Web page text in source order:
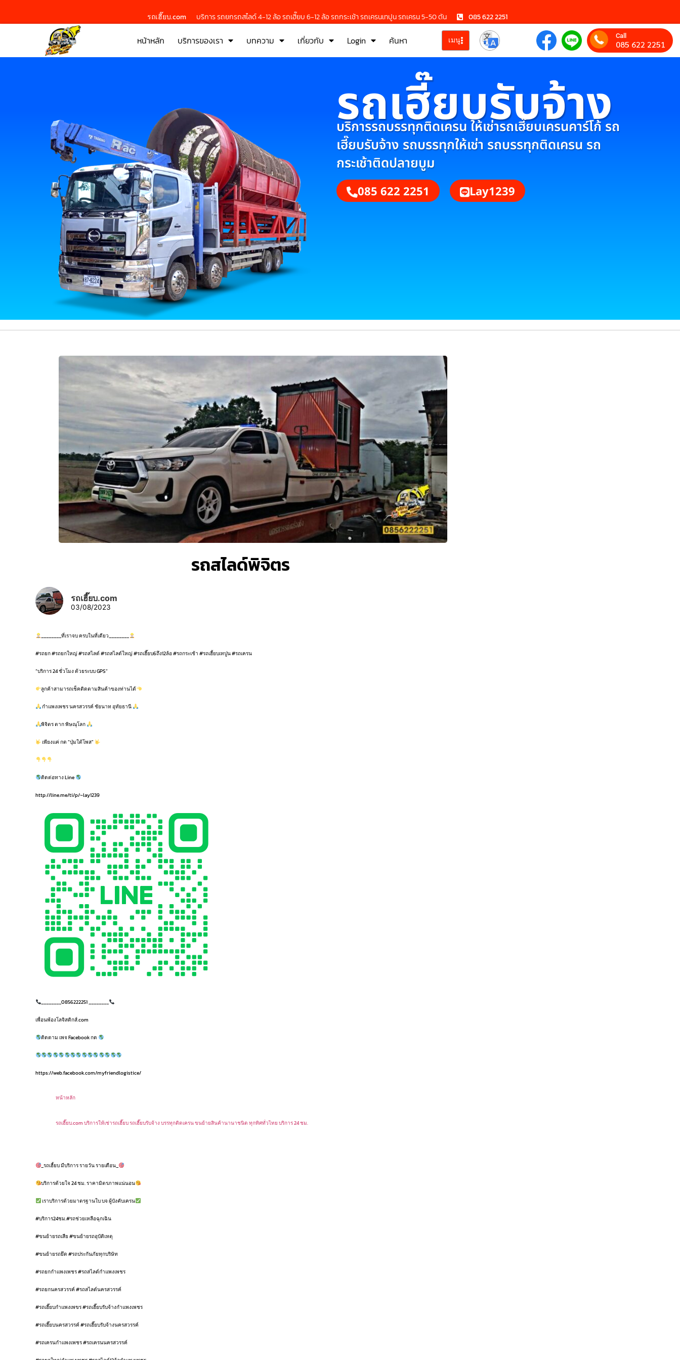
รถเฮี๊ยบ.com บริการ รถยกรถสไลด์ 4-12 ล้อ รถเฮี๊ยบ 6-12 ล้อ รถกระเช้า รถเครนเทปูน รถเครน 5-50 ตัน 085 622 2251
หน้าหลัก บริการของเรา บทความ เกี่ยวกับ Login ค้นหา เมนู Call
085 622 2251
รถเฮี๊ยบรับจ้าง
บริการรถบรรทุกติดเครน ให้เช่ารถเฮี๊ยบเครนคาร์โก้ รถ
เฮี๊ยบรับจ้าง รถบรรทุกให้เช่า รถบรรทุกติดเครน รถ
กระเช้าติดปลายบูม
085 622 2251 Lay1239
รถสไลด์พิจิตร
รถเฮี๊ยบ.com
03/08/2023
________ที่เราจบ ครบในที่เดียว________
#รถยก #รถยกใหญ่ #รถสไลด์ #รถสไลด์ใหญ่ #รถเฮี๊ยบ6ถึง12ล้อ #รถกระเช้า #รถเฮี้ยบเทปูน #รถเครน
“บริการ 24 ชั่วโมง ด้วยระบบ GPS”
ลูกค้าสามารถเช็คติดตามสินค้าของท่านได้
กำแพงเพชร นครสวรรค์ ชัยนาท อุทัยธานี
พิจิตร ตาก พิษณุโลก
เพียงแค่ กด “ปุ่มใต้โพส”
ติดต่อทาง Line
http://line.me/ti/p/~lay1239
________0856222251 ________
เพื่อนพ้องโลจิสติกส์.com
ติดตาม เพจ Facebook กด
https://web.facebook.com/myfriendlogistice/
หน้าหลัก
รถเฮี๊ยบ.com บริการให้เช่ารถเฮี๊ยบ รถเฮี๊ยบรับจ้าง บรรทุกติดเครน ขนย้ายสินค้านานาชนิด ทุกทิศทั่วไทย บริการ 24 ชม.
_รถเฮี้ยบ มีบริการ รายวัน รายเดือน_
บริการด้วยใจ 24 ชม. ราคามิตรภาพแน่นอน
เราบริการด้วยมาตรฐานใบ บจ ผู้บังคับเครน
#บริการ24ชม.#รถช่วยเหลือฉุกเฉิน
#ขนย้ายรถเสีย #ขนย้ายรถอุบัติเหตุ
#ขนย้ายรถยึด #รถประกันภัยทุกบริษัท
#รถยกกำแพงเพชร #รถสไลด์กำแพงเพชร
#รถยกนครสวรรค์ #รถสไลด์นครสวรรค์
#รถเฮี๊ยบกำแพงเพขร #รถเฮี๊ยบรับจ้างกำแพงเพชร
#รถเฮี๊ยบนครสวรรค์ #รถเฮี๊ยบรับจ้างนครสวรรค์
#รถเครนกำแพงเพชร #รถเครนนครสวรรค์